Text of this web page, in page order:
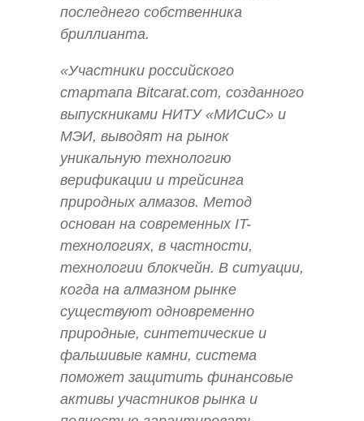
последнего собственника
бриллианта.
«Участники российского
стартапа Bitcarat.com, созданного
выпускниками НИТУ «МИСиС» и
МЭИ, выводят на рынок
уникальную технологию
верификации и трейсинга
природных алмазов. Метод
основан на современных IT-
технологиях, в частности,
технологии блокчейн. В ситуации,
когда на алмазном рынке
существуют одновременно
природные, синтетические и
фальшивые камни, система
поможет защитить финансовые
активы участников рынка и